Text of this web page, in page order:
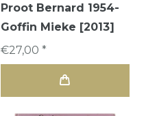
Proot Bernard 1954-
Goffin Mieke [2013]
€27,00 *